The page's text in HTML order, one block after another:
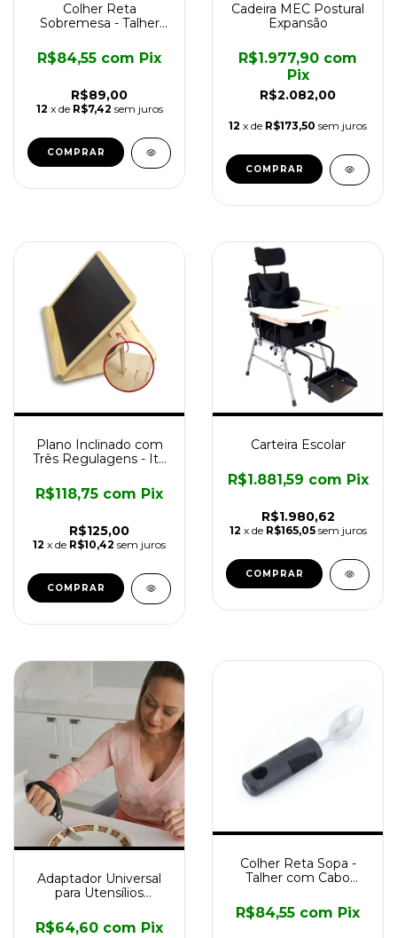
Colher Reta
Sobremesa - Talher
Engrossador
Longevitech
R$89,00
R$84,55 com Pix
12 x de R$7,42 sem juros
Cadeira MEC Postural
Expansão
R$2.082,00
R$1.977,90 com
Pix
12 x de R$173,50 sem juros
COMPRAR
Plano Inclinado com
Três Regulagens - Ita
R$125,00
R$118,75 com Pix
12 x de R$10,42 sem juros
Carteira Escolar
R$1.980,62
R$1.881,59 com Pix
12 x de R$165,05 sem juros
COMPRAR
Adaptador Universal
para Utensílios
R$64,60 com Pix
Colher Reta Sopa -
Talher com Cabo
Longevitech
R$84,55 com Pix